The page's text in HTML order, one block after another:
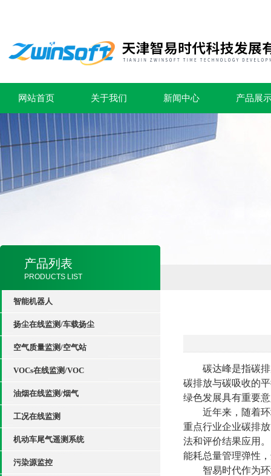
网站首页 关于我们 新闻中心 产品展
产品列表
PRODUCTS LIST
智能机器人
扬尘在线监测/车载扬尘
空气质量监测/空气站
VOCs在线监测/VOC
油烟在线监测/烟气
工况在线监测
机动车尾气遥测系统
污染源监控
碳达峰是指碳
碳排放与碳吸收的
绿色发展具有重要
近年来，随着
重点行业企业碳排
法和评价结果应用
能耗总量管理弹性
智易时代作为